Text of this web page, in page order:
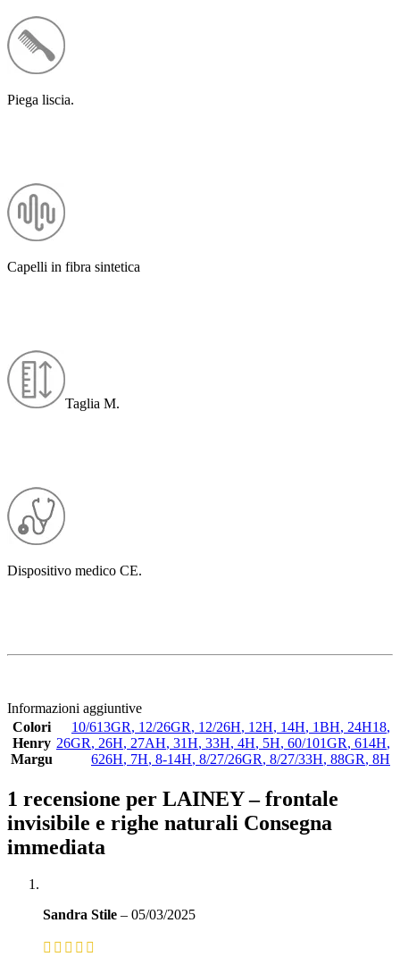
Piega liscia.
Capelli in fibra sintetica
Taglia M.
Dispositivo medico CE.
Informazioni aggiuntive
Colori
Henry
Margu
10/613GR, 12/26GR, 12/26H, 12H, 14H, 1BH, 24H18,
26GR, 26H, 27AH, 31H, 33H, 4H, 5H, 60/101GR, 614H,
626H, 7H, 8-14H, 8/27/26GR, 8/27/33H, 88GR, 8H
1 recensione per LAINEY – frontale
invisibile e righe naturali Consegna
immediata
Sandra Stile – 05/03/2025